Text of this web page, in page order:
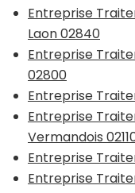
Entreprise
Laon 02840
Entreprise
02800
Entreprise
Entreprise
Vermandois
Entreprise
Entreprise